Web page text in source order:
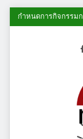
Skip
to
นิทรรศการ
กำหนดการกิจกรรมก
ฟอรั่ม AMS: ฤ
นิทรรศการ
กำหนดการกิจกรรม